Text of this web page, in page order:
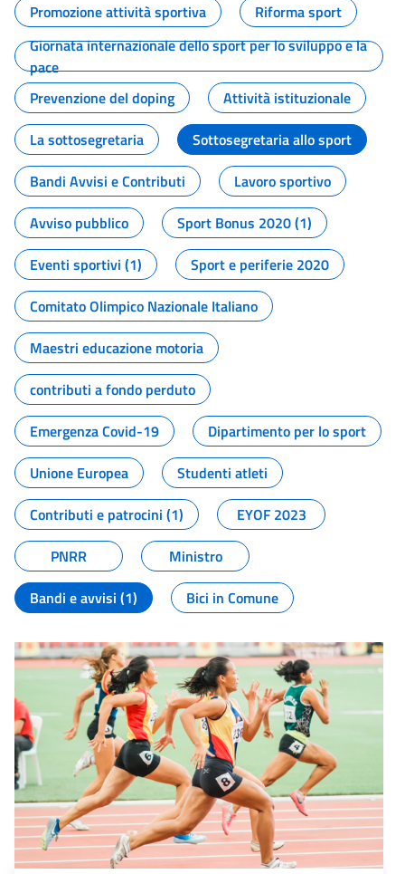
Promozione attività sportiva
Riforma sport
Giornata internazionale dello sport per lo sviluppo e la
pace
Prevenzione del doping
Attività istituzionale
La sottosegretaria
Sottosegretaria allo sport
Bandi Avvisi e Contributi
Lavoro sportivo
Avviso pubblico
Sport Bonus 2020 (1)
Eventi sportivi (1)
Sport e periferie 2020
Comitato Olimpico Nazionale Italiano
Maestri educazione motoria
contributi a fondo perduto
Emergenza Covid-19
Dipartimento per lo sport
Unione Europea
Studenti atleti
Contributi e patrocini (1)
EYOF 2023
PNRR
Ministro
Bandi e avvisi (1)
Bici in Comune